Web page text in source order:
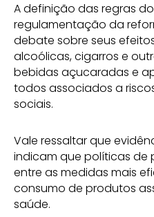
A definição das regras
regulamentação da
debate sobre seus
alcoólicas, cigarros e
bebidas açucaradas e
todos associados a
sociais.
Vale ressaltar que
indicam que políticas de
entre as medidas mais
consumo de produtos
saúde.